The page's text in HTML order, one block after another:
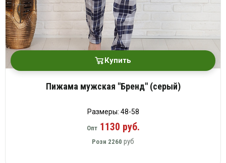
Купить
Пижама мужская "Бренд" (серый)
Размеры: 48-58
Опт1130 руб.
Розн 2260 руб